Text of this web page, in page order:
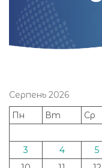
Серпень 2026
Пн
Вт Ср
3
4 5